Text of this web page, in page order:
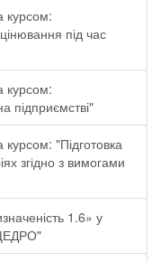
курсом:
під час
курсом:
підприємстві"
"Підготовка
згідно з вимогами
1.6» у